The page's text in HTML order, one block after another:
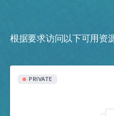
根据要求访问以下可用资
PRIVATE